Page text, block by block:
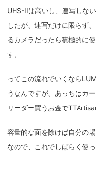
UHS-IIは高いし、連写しな
したが、連写だけに限らず
るカメラだったら積極的に
す。
ってこの流れでいくなら
うなんですが、あっちはカ
リーダー買うお金で
容量的な面を除けば自分の
なので、これでしばらく使